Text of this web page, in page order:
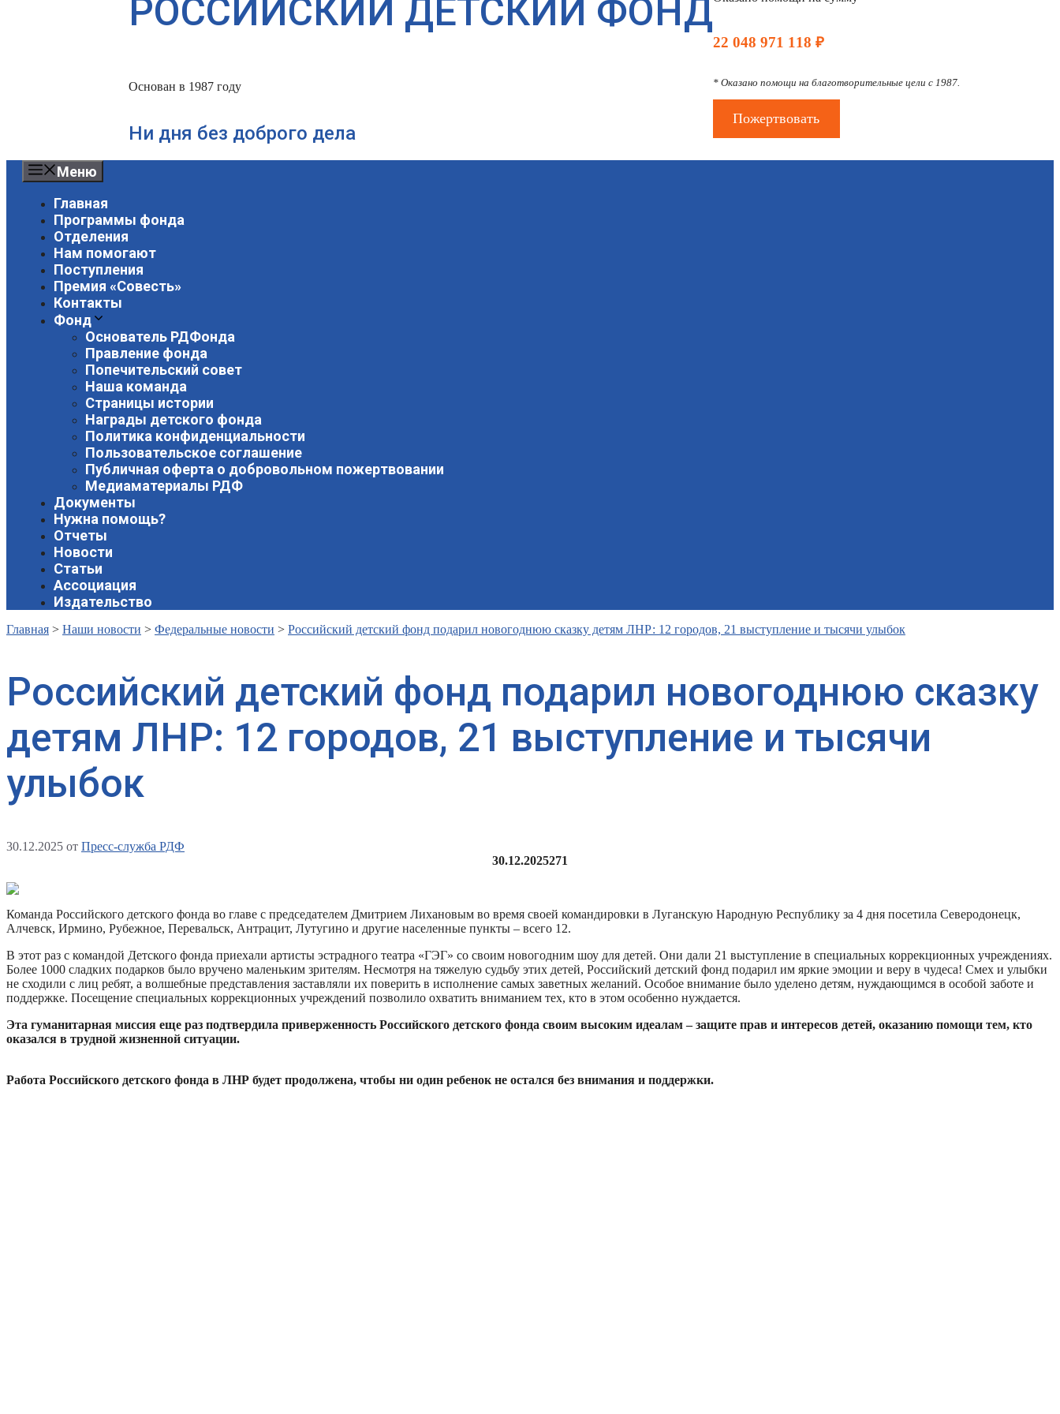
РОССИЙСКИЙ ДЕТСКИЙ ФОНД
Основан в 1987 году
Ни дня без доброго дела
22 048 971 118 ₽
* Оказано помощи на благотворительные цели с 1987.
Пожертвовать
Меню
Главная
Программы фонда
Отделения
Нам помогают
Поступления
Премия «Совесть»
Контакты
Фонд
Основатель РДФонда
Правление фонда
Попечительский совет
Наша команда
Страницы истории
Награды детского фонда
Политика конфиденциальности
Пользовательское соглашение
Публичная оферта о добровольном пожертвовании
Медиаматериалы РДФ
Документы
Нужна помощь?
Отчеты
Новости
Статьи
Ассоциация
Издательство
Главная > Наши новости > Федеральные новости > Российский детский фонд подарил новогоднюю сказку детям ЛНР: 12 городов, 21 выступление и тысячи улыбок
Российский детский фонд подарил новогоднюю сказку
детям ЛНР: 12 городов, 21 выступление и тысячи
улыбок
30.12.2025 от Пресс-служба РДФ
30.12.2025271
Команда Российского детского фонда во главе с председателем Дмитрием Лихановым во время своей командировки в Луганскую Народную Республику за 4 дня посетила Северодонецк,
Алчевск, Ирмино, Рубежное, Перевальск, Антрацит, Лутугино и другие населенные пункты – всего 12.
В этот раз с командой Детского фонда приехали артисты эстрадного театра «ГЭГ» со своим новогодним шоу для детей. Они дали 21 выступление в специальных коррекционных учреждениях.
Более 1000 сладких подарков было вручено маленьким зрителям. Несмотря на тяжелую судьбу этих детей, Российский детский фонд подарил им яркие эмоции и веру в чудеса! Смех и улыбки
не сходили с лиц ребят, а волшебные представления заставляли их поверить в исполнение самых заветных желаний. Особое внимание было уделено детям, нуждающимся в особой заботе и
поддержке. Посещение специальных коррекционных учреждений позволило охватить вниманием тех, кто в этом особенно нуждается.
Эта гуманитарная миссия еще раз подтвердила приверженность Российского детского фонда своим высоким идеалам – защите прав и интересов детей, оказанию помощи тем, кто
оказался в трудной жизненной ситуации.
Работа Российского детского фонда в ЛНР будет продолжена, чтобы ни один ребенок не остался без внимания и поддержки.